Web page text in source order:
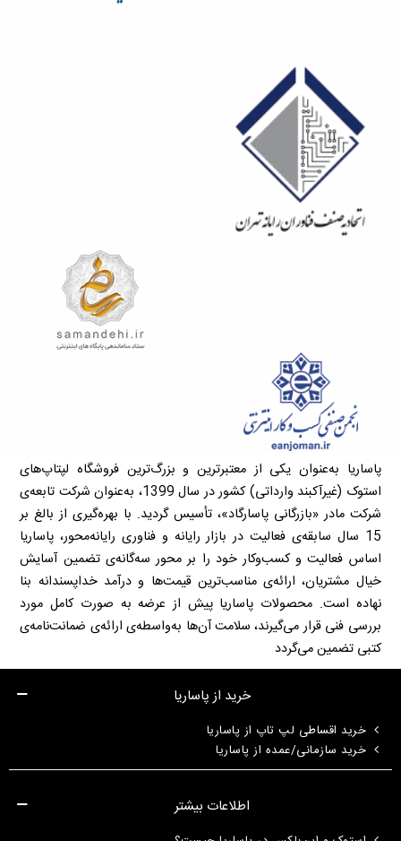
پاساریا به‌عنوان یکی از معتبرترین و بزرگ‌ترین فروشگاه لپتاپ‌های
استوک (غیرآکبند وارداتی) کشور در سال 1399، به‌عنوان شرکت تابعه‌ی
شرکت مادر «بازرگانی پاسارگاد»، تأسیس گردید. با بهره‌گیری از بالغ بر
15 سال سابقه‌ی فعالیت در بازار رایانه و فناوری رایانه‌محور، پاساریا
اساس فعالیت و کسب‌وکار خود را بر محور سه‌گانه‌ی تضمین آسایش
خیال مشتریان، ارائه‌ی مناسب‌ترین قیمت‌ها و درآمد خداپسندانه بنا
نهاده است. محصولات پاساریا پیش از عرضه به صورت کامل مورد
بررسی فنی قرار می‌گیرند، سلامت آن‌ها به‌واسطه‌ی ارائه‌ی ضمانت‌نامه‌ی
کتبی تضمین می‌گردد
خرید از پاساریا
خرید اقساطی لپ تاپ از پاساریا
خرید سازمانی/عمده از پاساریا
اطلاعات بیشتر